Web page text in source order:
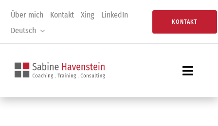
Über mich Kontakt Xing
LinkedIn
Deutsch
KONTAKT
Toggle
Home